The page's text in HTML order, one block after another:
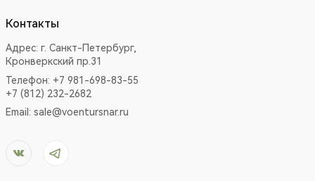
Контакты
Адрес: г. Санкт-Петербург,
Кронверкский пр.31
Телефон: +7 981-698-83-55
+7 (812) 232-2682
Email: sale@voentursnar.ru